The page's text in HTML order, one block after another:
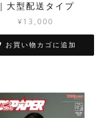
｜大型配送タイプ
¥13,000
お買い物カゴに追加